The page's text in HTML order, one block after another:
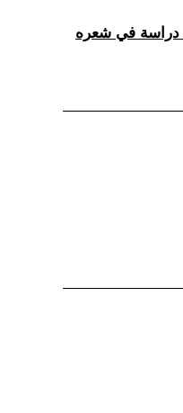
دراسة في شعره